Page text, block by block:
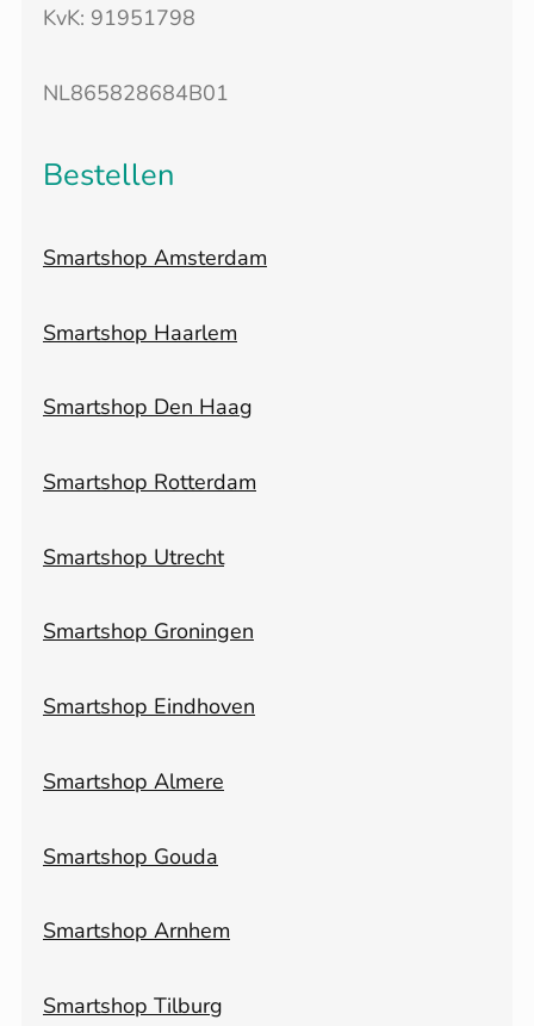
KvK: 91951798
NL865828684B01
Bestellen
Smartshop Amsterdam
Smartshop Haarlem
Smartshop Den Haag
Smartshop Rotterdam
Smartshop Utrecht
Smartshop Groningen
Smartshop Eindhoven
Smartshop Almere
Smartshop Gouda
Smartshop Arnhem
Smartshop Tilburg